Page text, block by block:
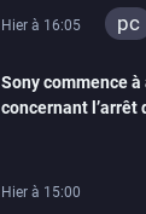
Hier à 16:05 pc
Sony commence
concernant l’arrêt
Hier à 15:00